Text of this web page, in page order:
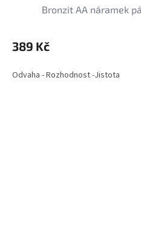
Bronzit AA náramek
389 Kč
Odvaha - Rozhodnost -Jistota